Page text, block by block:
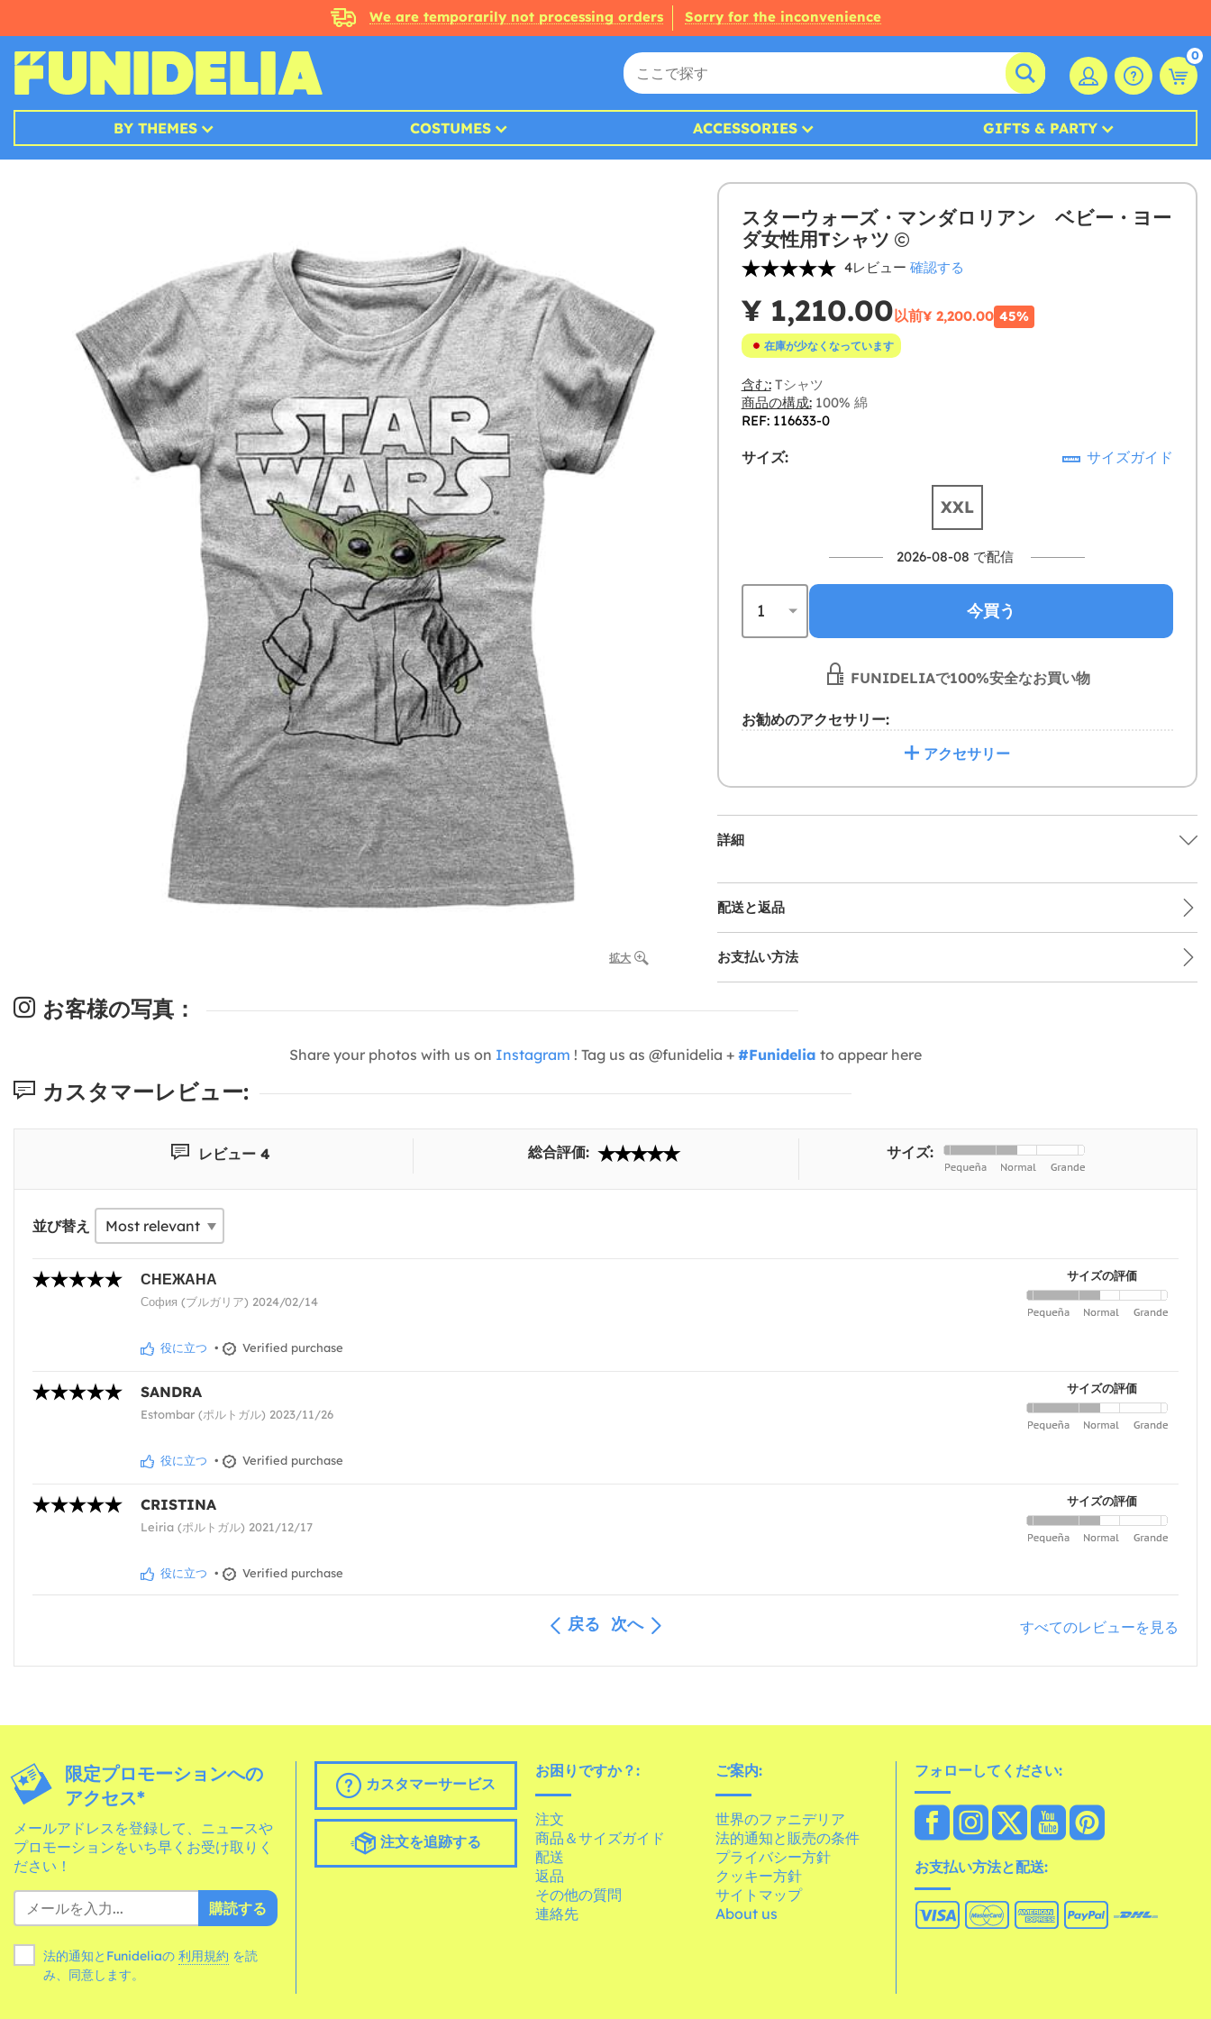
We are temporarily not processing orders Sorry for the inconvenience
0
BY THEMES COSTUMES ACCESSORIES GIFTS & PARTY
拡大
スターウォーズ・マンダロリアン ベビー・ヨー
ダ女性用Tシャツ
4レビュー 確認する
¥ 1,210.00以前¥ 2,200.00 45%
在庫が少なくなっています
含む:Tシャツ
商品の構成:100% 綿
REF: 116633-0
サイズ: サイズガイド
XXL
2026-08-08 で配信
今買う
FUNIDELIAで100%安全なお買い物
お勧めのアクセサリー:
アクセサリー
詳細
配送と返品
お支払い方法
お客様の写真：
Share your photos with us on Instagram ! Tag us as @funidelia + #Funidelia to appear here
カスタマーレビュー:
レビュー 4 総合評価: サイズ:
並び替え
サイズの評価
СНЕЖАНА
София (ブルガリア) 2024/02/14
役に立つ • Verified purchase
サイズの評価
SANDRA
Estombar (ポルトガル) 2023/11/26
役に立つ • Verified purchase
サイズの評価
CRISTINA
Leiria (ポルトガル) 2021/12/17
役に立つ • Verified purchase
戻る 次へ すべてのレビューを見る
限定プロモーションへの
アクセス*
メールアドレスを登録して、ニュースや
プロモーションをいち早くお受け取りく
ださい！
購読する
法的通知とFunideliaの 利用規約
み、同意します。
カスタマーサービス
注文を追跡する
お困りですか？:
注文
商品＆サイズガイド
配送
返品
その他の質問
連絡先
ご案内:
世界のファニデリア
法的通知と販売の条件
プライバシー方針
クッキー方針
サイトマップ
About us
フォローしてください:
お支払い方法と配送: